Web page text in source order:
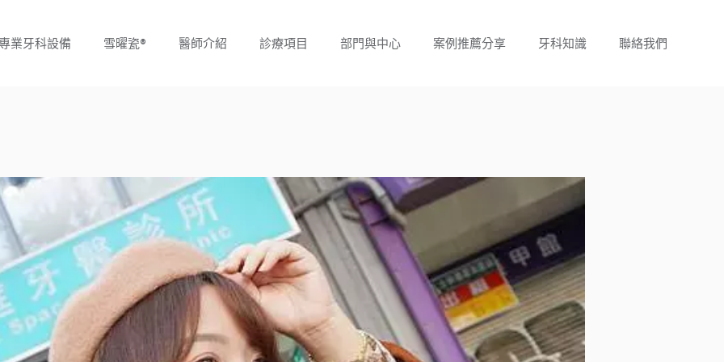
業牙科設備 雪曜瓷® 醫師介紹 診療項目 部門與中心 案例推薦分享 牙科知識 聯絡我們